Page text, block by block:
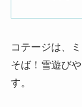
コテージは、
そば！雪遊び
す。